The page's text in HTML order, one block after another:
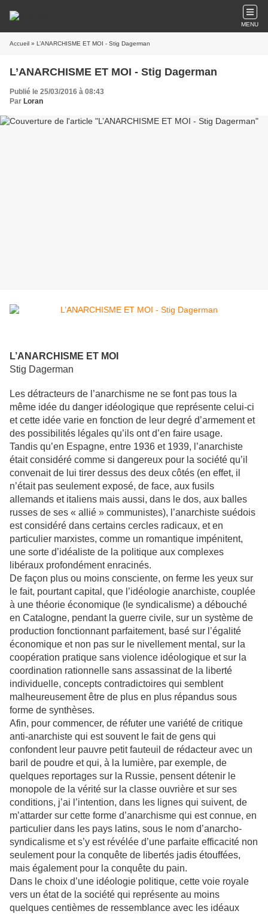
MENU
Accueil » L’ANARCHISME ET MOI - Stig Dagerman
L’ANARCHISME ET MOI - Stig Dagerman
Publié le 25/03/2016 à 08:43
Par Loran
L’ANARCHISME ET MOI
Stig Dagerman
Les détracteurs de l’anarchisme ne se font pas tous la
même idée du danger idéologique que représente celui-ci
et cette idée varie en fonction de leur degré d’armement et
des possibilités légales qu’ils ont d’en faire usage.
Tandis qu’en Espagne, entre 1936 et 1939, l’anarchiste
était considéré comme si dangereux pour la société qu’il
convenait de lui tirer dessus des deux côtés (en effet, il
n’était pas seulement exposé, de face, aux fusils
allemands et italiens mais aussi, dans le dos, aux balles
russes de ses « allié » communistes), l’anarchiste suédois
est considéré dans certains cercles radicaux, et en
particulier marxistes, comme un romantique impénitent,
une sorte d’idéaliste de la politique aux complexes
libéraux profondément enracinés.
De façon plus ou moins consciente, on ferme les yeux sur
le fait, pourtant capital, que l’idéologie anarchiste, couplée
à une théorie économique (le syndicalisme) a débouché
en Catalogne, pendant la guerre civile, sur un système de
production fonctionnant parfaitement, basé sur l’égalité
économique et non pas sur le nivellement mental, sur la
coopération pratique sans violence idéologique et sur la
coordination rationnelle sans assassinat de la liberté
individuelle, concepts contradictoires qui semblent
malheureusement être de plus en plus répandus sous
forme de synthèses.
Afin, pour commencer, de réfuter une variété de critique
anti-anarchiste qui est souvent le fait de gens qui
confondent leur pauvre petit fauteuil de rédacteur avec un
baril de poudre et qui, à la lumière, par exemple, de
quelques reportages sur la Russie, pensent détenir le
monopole de la vérité sur la classe ouvrière et sur ses
conditions, j’ai l’intention, dans les lignes qui suivent, de
m’attarder sur cette forme d’anarchisme qui est connue, en
particulier dans les pays latins, sous le nom d’anarcho-
syndicalisme et s’y est révélée d’une parfaite efficacité non
seulement pour la conquête de libertés jadis étouffées,
mais également pour la conquête du pain.
Dans le choix d’une idéologie politique, cette voie royale
vers un état de la société qui représente au moins
quelques centièmes de ressemblance avec les idéaux